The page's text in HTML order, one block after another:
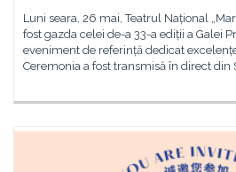
Luni seara, 26 mai, Teatrul Național
fost gazda celei de-a 33-a ediții a Galei
eveniment de referință dedicat
Ceremonia a fost transmisă în direct din